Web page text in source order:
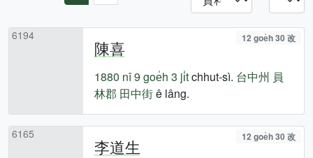
6194
陳喜 12 goe̍h 30 改
1880 nî9 goe̍h 3 ji̍tchhut-sì. 台中州 員
林郡 田中街ê lâng.
6165
李道生 12 goe̍h 30 改